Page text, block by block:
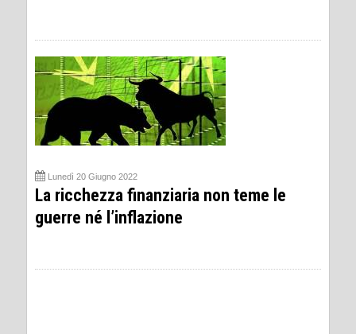
Lunedì 20 Giugno 2022
La ricchezza finanziaria non teme le
guerre né l’inflazione